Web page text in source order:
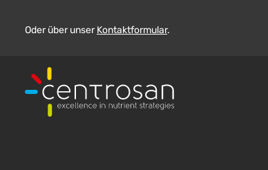
Oder über unserKontaktformular.